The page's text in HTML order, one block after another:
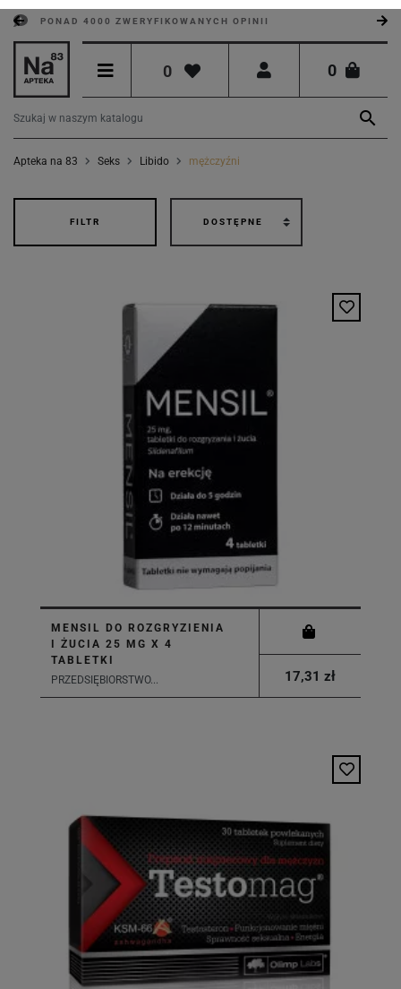
PONAD 4000 ZWERYFIKOWANYCH OPINII
0 0

Apteka na 83 Seks Libido mężczyźni
FILTR
MENSIL DO ROZGRYZIENIA
I ŻUCIA 25 MG X 4
TABLETKI
PRZEDSIĘBIORSTWO...
17,31 zł